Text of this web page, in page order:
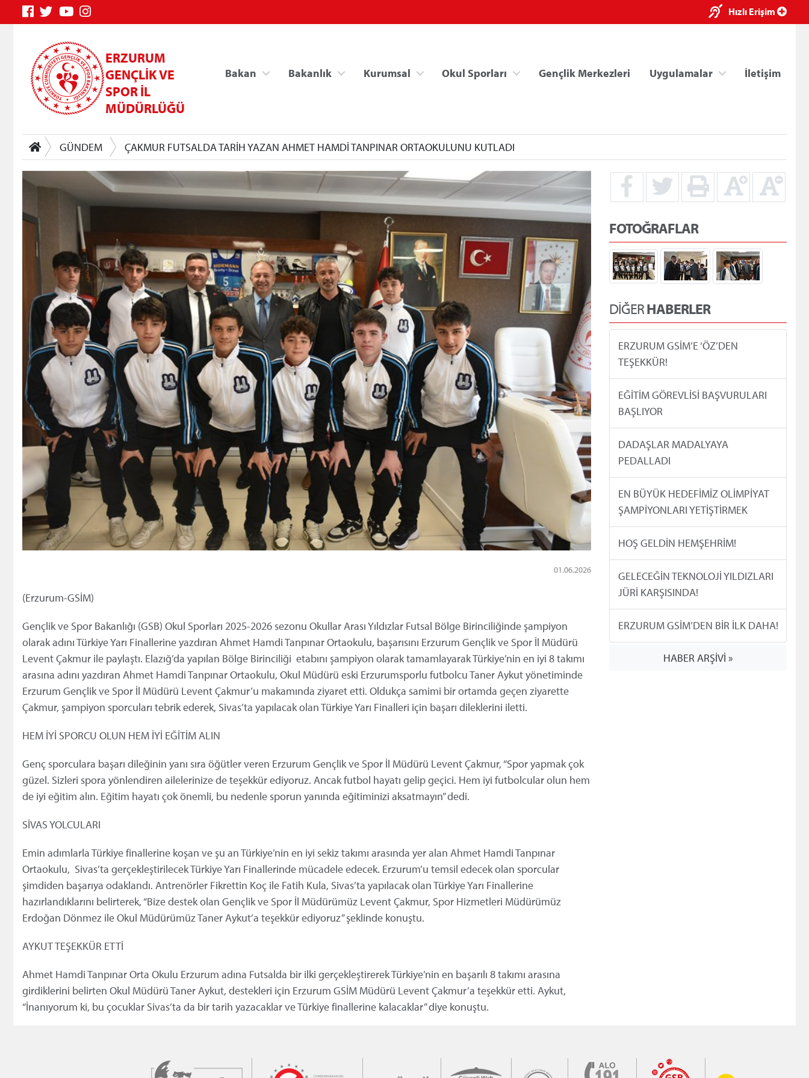
Hızlı Erişim
ERZURUM
GENÇLİK VE
SPOR İL
MÜDÜRLÜĞÜ
Bakan Bakanlık Kurumsal Okul Sporları Gençlik Merkezleri Uygulamalar İletişim
GÜNDEM ÇAKMUR FUTSALDA TARİH YAZAN AHMET HAMDİ TANPINAR ORTAOKULUNU KUTLADI
01.06.2026
(Erzurum-GSİM)
Gençlik ve Spor Bakanlığı (GSB) Okul Sporları 2025-2026 sezonu Okullar Arası Yıldızlar Futsal Bölge Birinciliğinde şampiyon
olarak adını Türkiye Yarı Finallerine yazdıran Ahmet Hamdi Tanpınar Ortaokulu, başarısını Erzurum Gençlik ve Spor İl Müdürü
Levent Çakmur ile paylaştı. Elazığ’da yapılan Bölge Birinciliği etabını şampiyon olarak tamamlayarak Türkiye’nin en iyi 8 takımı
arasına adını yazdıran Ahmet Hamdi Tanpınar Ortaokulu, Okul Müdürü eski Erzurumsporlu futbolcu Taner Aykut yönetiminde
Erzurum Gençlik ve Spor İl Müdürü Levent Çakmur’u makamında ziyaret etti. Oldukça samimi bir ortamda geçen ziyarette
Çakmur, şampiyon sporcuları tebrik ederek, Sivas’ta yapılacak olan Türkiye Yarı Finalleri için başarı dileklerini iletti.
HEM İYİ SPORCU OLUN HEM İYİ EĞİTİM ALIN
Genç sporculara başarı dileğinin yanı sıra öğütler veren Erzurum Gençlik ve Spor İl Müdürü Levent Çakmur, “Spor yapmak çok
güzel. Sizleri spora yönlendiren ailelerinize de teşekkür ediyoruz. Ancak futbol hayatı gelip geçici. Hem iyi futbolcular olun hem
de iyi eğitim alın. Eğitim hayatı çok önemli, bu nedenle sporun yanında eğitiminizi aksatmayın” dedi.
SİVAS YOLCULARI
Emin adımlarla Türkiye finallerine koşan ve şu an Türkiye’nin en iyi sekiz takımı arasında yer alan Ahmet Hamdi Tanpınar
Ortaokulu, Sivas’ta gerçekleştirilecek Türkiye Yarı Finallerinde mücadele edecek. Erzurum’u temsil edecek olan sporcular
şimdiden başarıya odaklandı. Antrenörler Fikrettin Koç ile Fatih Kula, Sivas’ta yapılacak olan Türkiye Yarı Finallerine
hazırlandıklarını belirterek, “Bize destek olan Gençlik ve Spor İl Müdürümüz Levent Çakmur, Spor Hizmetleri Müdürümüz
Erdoğan Dönmez ile Okul Müdürümüz Taner Aykut’a teşekkür ediyoruz” şeklinde konuştu.
AYKUT TEŞEKKÜR ETTİ
Ahmet Hamdi Tanpınar Orta Okulu Erzurum adına Futsalda bir ilki gerçekleştirerek Türkiye’nin en başarılı 8 takımı arasına
girdiklerini belirten Okul Müdürü Taner Aykut, destekleri için Erzurum GSİM Müdürü Levent Çakmur’a teşekkür etti. Aykut,
“İnanıyorum ki, bu çocuklar Sivas’ta da bir tarih yazacaklar ve Türkiye finallerine kalacaklar” diye konuştu.
FOTOĞRAFLAR
DİĞERHABERLER
ERZURUM GSİM’E ‘ÖZ’DEN
TEŞEKKÜR!
EĞİTİM GÖREVLİSİ BAŞVURULARI
BAŞLIYOR
DADAŞLAR MADALYAYA
PEDALLADI
EN BÜYÜK HEDEFİMİZ OLİMPİYAT
ŞAMPİYONLARI YETİŞTİRMEK
HOŞ GELDİN HEMŞEHRİM!
GELECEĞİN TEKNOLOJİ YILDIZLARI
JÜRİ KARŞISINDA!
ERZURUM GSİM’DEN BİR İLK DAHA!
HABER ARŞİVİ »
×
Genç Bilgi Sistemi Spor Bilgi Sistemi Kredi/Yurt İşlemleri